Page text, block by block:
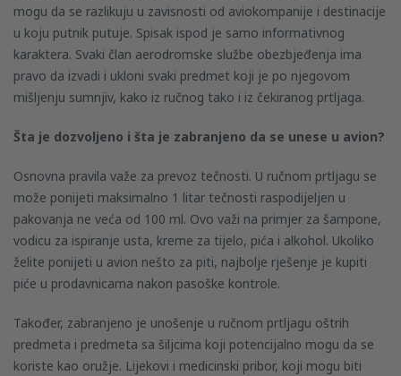
mogu da se razlikuju u zavisnosti od aviokompanije i destinacije
u koju putnik putuje. Spisak ispod je samo informativnog
karaktera. Svaki član aerodromske službe obezbjeđenja ima
pravo da izvadi i ukloni svaki predmet koji je po njegovom
mišljenju sumnjiv, kako iz ručnog tako i iz čekiranog prtljaga.
Šta je dozvoljeno i šta je zabranjeno da se unese u avion?
Osnovna pravila važe za prevoz tečnosti. U ručnom prtljagu se
može ponijeti maksimalno 1 litar tečnosti raspodijeljen u
pakovanja ne veća od 100 ml. Ovo važi na primjer za šampone,
vodicu za ispiranje usta, kreme za tijelo, pića i alkohol. Ukoliko
želite ponijeti u avion nešto za piti, najbolje rješenje je kupiti
piće u prodavnicama nakon pasoške kontrole.
Također, zabranjeno je unošenje u ručnom prtljagu oštrih
predmeta i predmeta sa šiljcima koji potencijalno mogu da se
koriste kao oružje. Lijekovi i medicinski pribor, koji mogu biti